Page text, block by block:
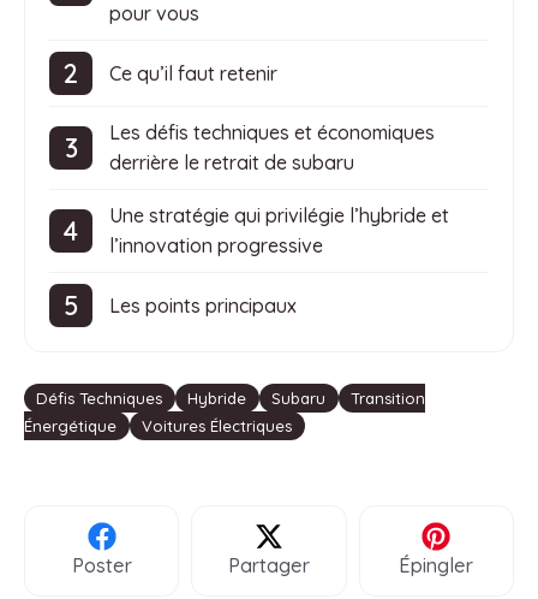
pour vous
Ce qu’il faut retenir
Les défis techniques et économiques
derrière le retrait de subaru
Une stratégie qui privilégie l’hybride et
l’innovation progressive
Les points principaux
Étiquettes
Défis Techniques Hybride Subaru
Transition
Énergétique
Voitures Électriques
Poster Partager Épingler